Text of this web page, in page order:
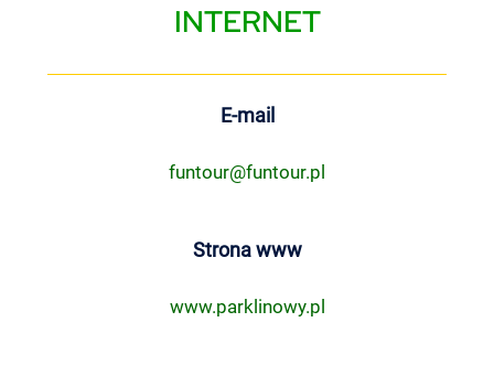
INTERNET
E-mail
funtour@funtour.pl
Strona www
www.parklinowy.pl